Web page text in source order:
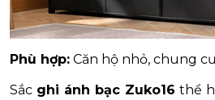
Phù hợp: Căn hộ nhỏ, chung
Sắc ghi ánh bạc Zuko16 thể